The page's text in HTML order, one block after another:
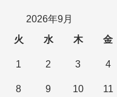
2026年9月
火 水 木 金
1 2 3 4
8 9 10 11